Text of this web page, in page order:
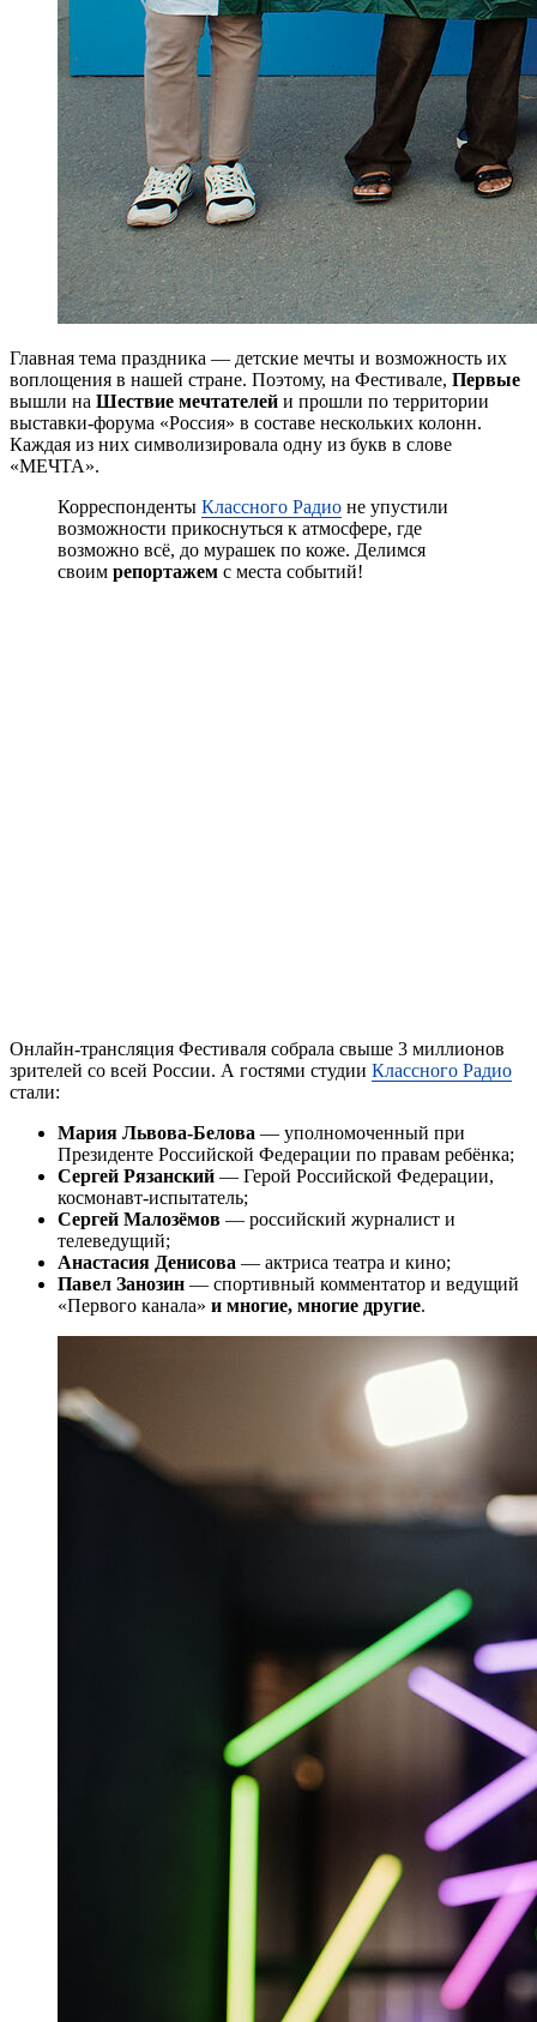
Главная тема праздника — детские мечты и возможность их
воплощения в нашей стране. Поэтому, на Фестивале, Первые
вышли на Шествие мечтателей и прошли по территории
выставки-форума «Россия» в составе нескольких колонн.
Каждая из них символизировала одну из букв в слове
«МЕЧТА».
Корреспонденты Классного Радио не упустили
возможности прикоснуться к атмосфере, где
возможно всё, до мурашек по коже. Делимся
своим репортажем с места событий!
Онлайн-трансляция Фестиваля собрала свыше 3 миллионов
зрителей со всей России. А гостями студии Классного Радио
стали:
Мария Львова-Белова — уполномоченный при
Президенте Российской Федерации по правам ребёнка;
Сергей Рязанский — Герой Российской Федерации,
космонавт-испытатель;
Сергей Малозёмов — российский журналист и
телеведущий;
Анастасия Денисова — актриса театра и кино;
Павел Занозин — спортивный комментатор и ведущий
«Первого канала» и многие, многие другие.